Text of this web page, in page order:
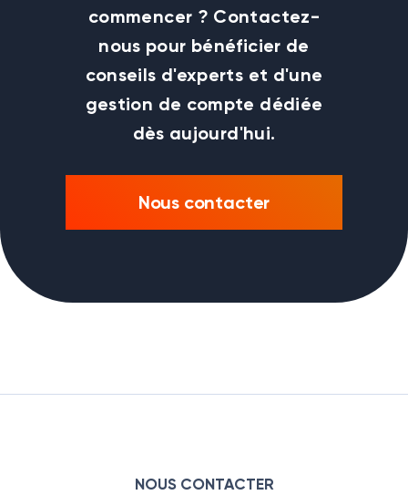
commencer ? Contactez-
nous pour bénéficier de
conseils d'experts et d'une
gestion de compte dédiée
dès aujourd'hui.
Nous contacter
NOUS CONTACTER